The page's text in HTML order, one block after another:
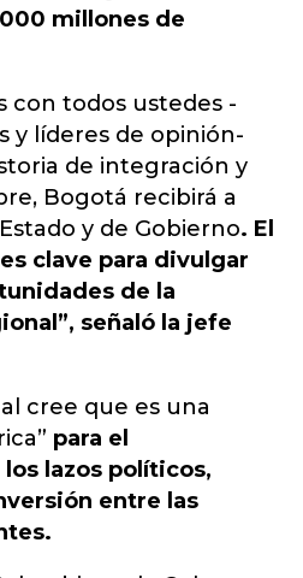
millones de
con todos ustedes -
y líderes de opinión-
de integración y
Bogotá recibirá a
y de Gobierno. El
clave para divulgar
de la
señaló la jefe
cree que es una
para el
lazos políticos,
entre las